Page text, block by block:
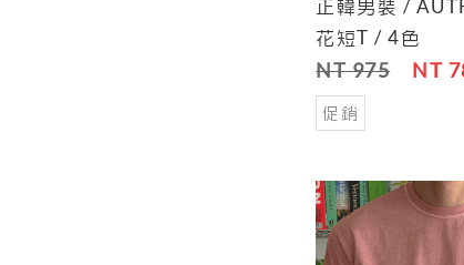
Cart
正韓男裝 /
花短T / 4色
NT 975 NT
促銷